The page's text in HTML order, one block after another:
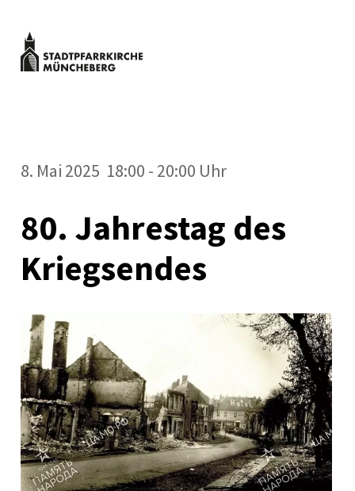
springen
8. Mai 2025 18:00 - 20:00 Uhr
80. Jahrestag des
Kriegsendes